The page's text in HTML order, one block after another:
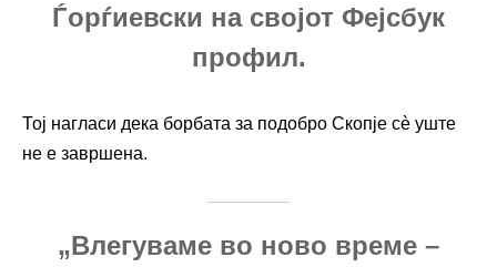
Ѓорѓиевски на својот Фејсбук
профил.
Тој нагласи дека борбата за подобро Скопје сè уште
не е завршена.
„Влегуваме во ново време –